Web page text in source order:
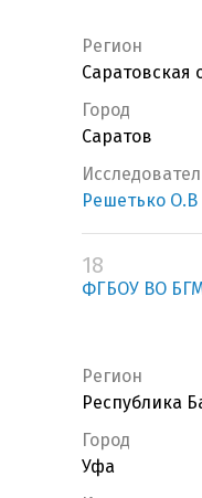
Регион
Саратовская
Город
Саратов
Решетько О.В
18
ФГБОУ ВО
Регион
Республика
Город
Уфа